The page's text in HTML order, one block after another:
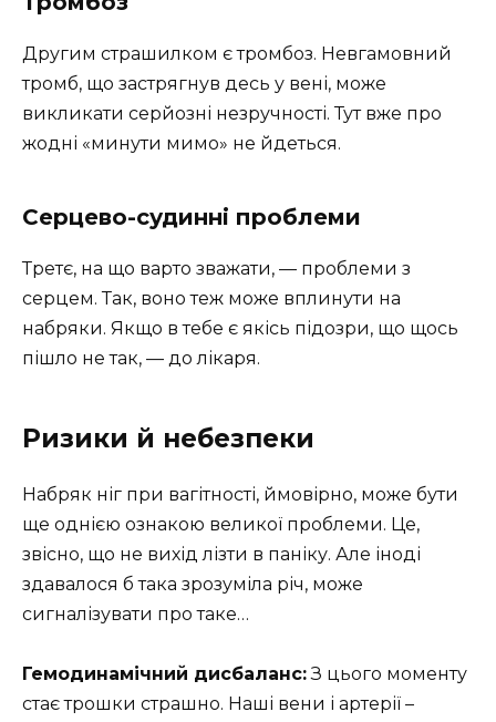
Другим страшилком є тромбоз. Невгамовний
тромб, що застрягнув десь у вені, може
викликати серйозні незручності. Тут вже про
жодні «минути мимо» не йдеться.
Серцево-судинні проблеми
Третє, на що варто зважати, — проблеми з
серцем. Так, воно теж може вплинути на
набряки. Якщо в тебе є якісь підозри, що щось
пішло не так, — до лікаря.
Ризики й небезпеки
Набряк ніг при вагітності, ймовірно, може бути
ще однією ознакою великої проблеми. Це,
звісно, що не вихід лізти в паніку. Але іноді
здавалося б така зрозуміла річ, може
сигналізувати про таке…
Гемодинамічний дисбаланс:З цього моменту
стає трошки страшно. Наші вени і артерії –